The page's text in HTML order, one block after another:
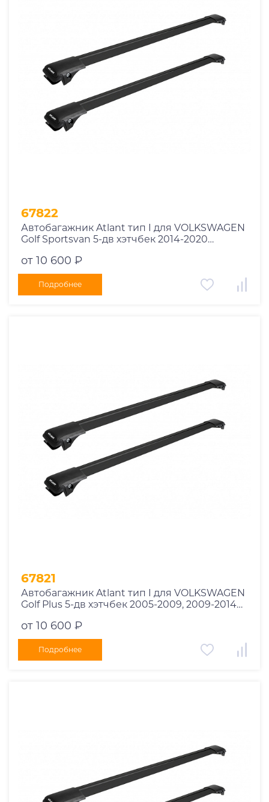
67822
Автобагажник Atlant тип I для VOLKSWAGEN
Golf Sportsvan 5-дв хэтчбек 2014-2020
10002+11114+11118
от 10 600 ₽
Подробнее
67821
Автобагажник Atlant тип I для VOLKSWAGEN
Golf Plus 5-дв хэтчбек 2005-2009, 2009-2014
10002+11114+11118
от 10 600 ₽
Подробнее